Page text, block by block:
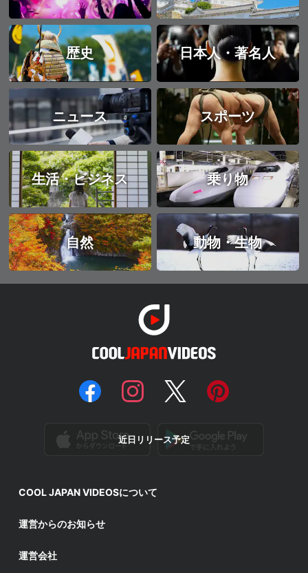
歴史 日本人・著名人
ニュース スポーツ
生活・ビジネス 乗り物
自然 動物・生物
近日リリース予定
COOL JAPAN VIDEOSについて
運営からのお知らせ
運営会社